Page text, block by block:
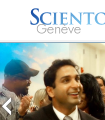
Genève
L. Ron Hubbard
Qu’est-ce que la
Scientologie ?